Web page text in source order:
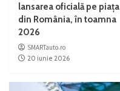
lansarea oficială pe piața
din România, în toamna
2026
SMARTauto.ro
20 iunie 2026